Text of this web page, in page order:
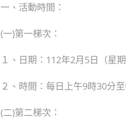
一、活動時間：
(一)第一梯次：
１、日期：112年2月5日（星
２、時間：每日上午9時30分
(二)第二梯次：